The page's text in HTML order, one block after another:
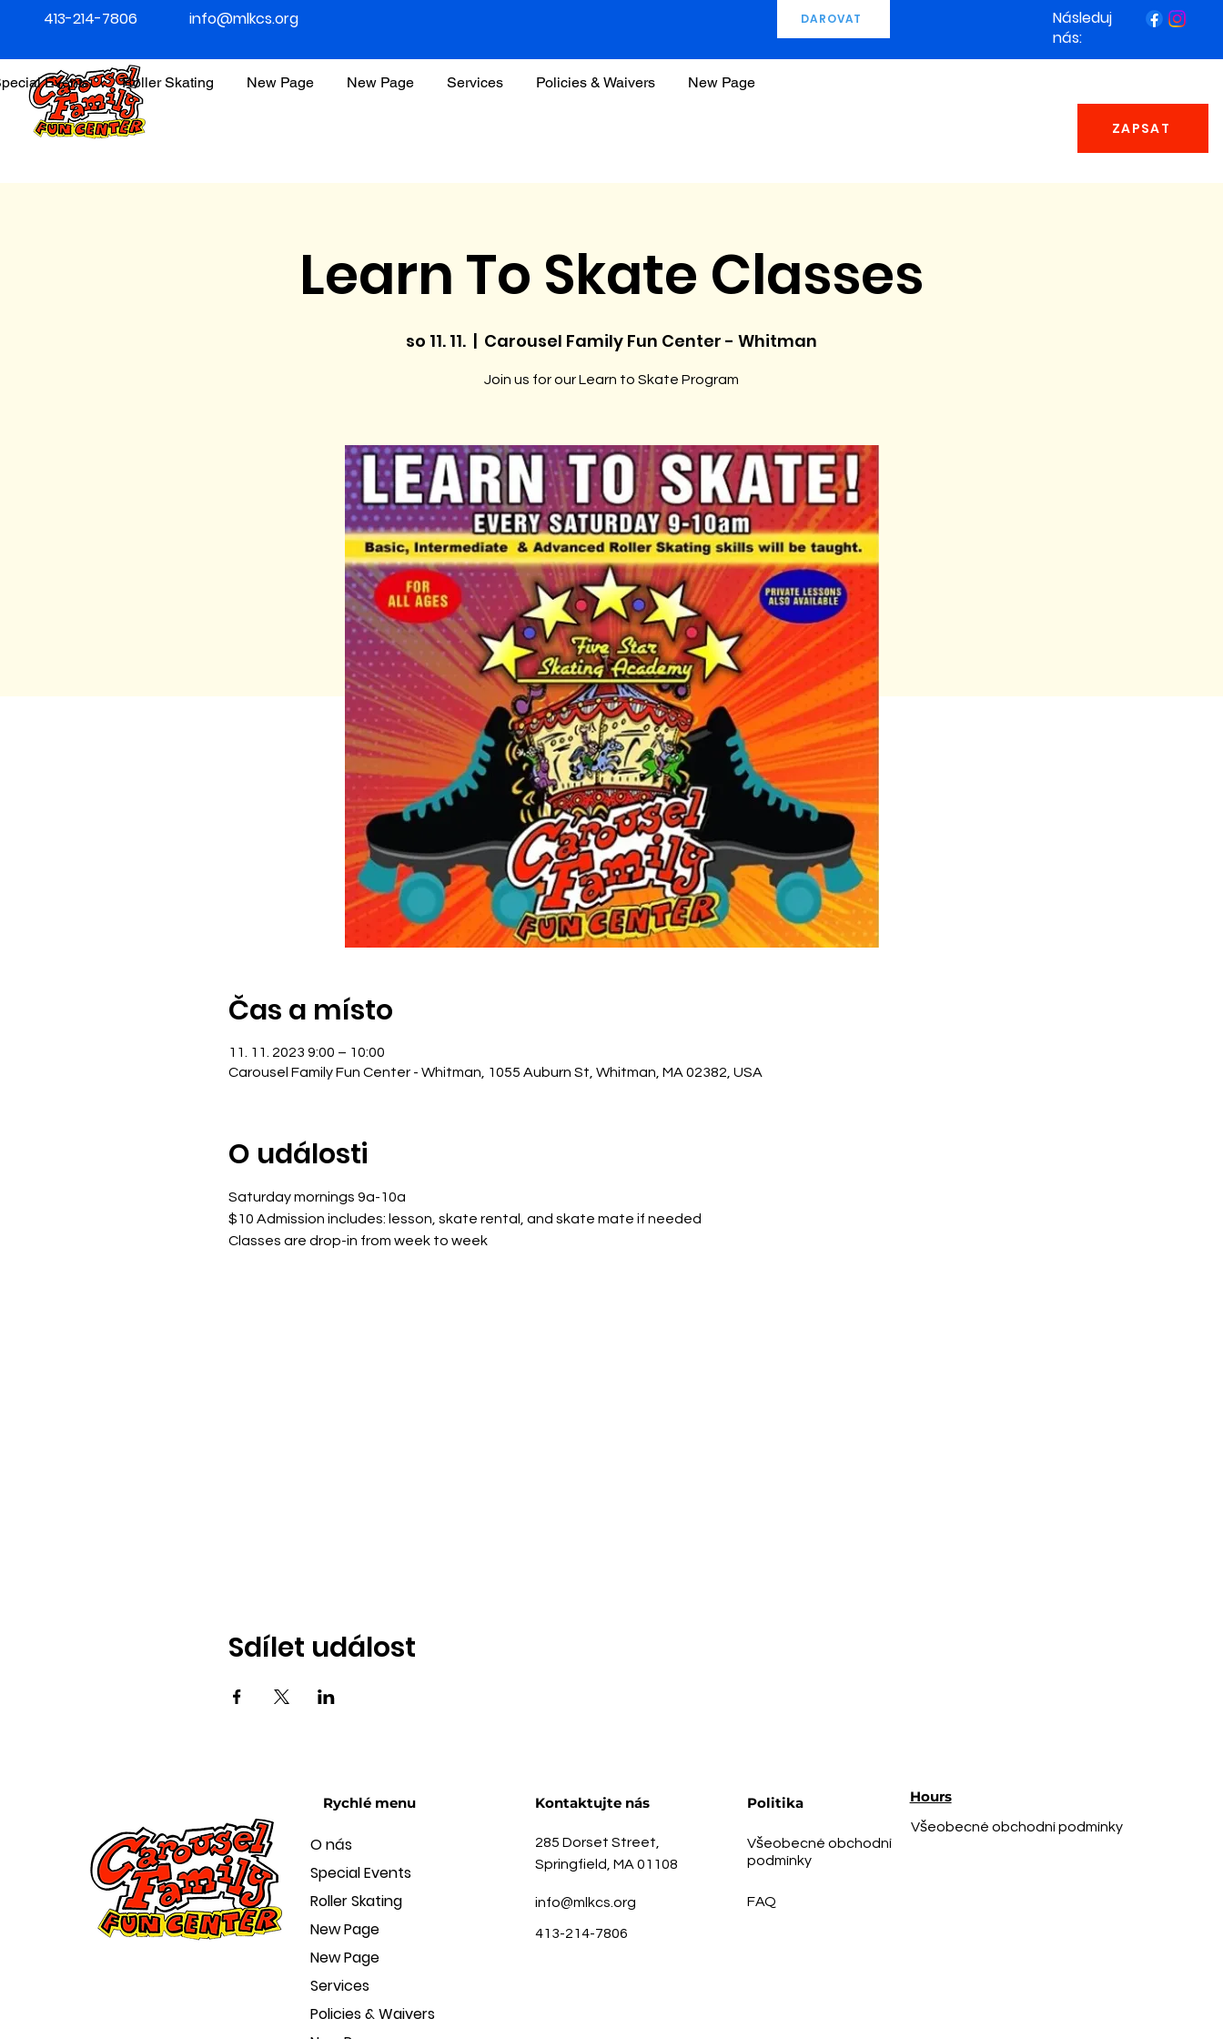
Events Roller Skating New Page New Page Services Policies & Waivers New Page
ZAPSAT
413-214-7806 info@mlkcs.org DAROVAT
Následuj
nás:
Learn To Skate Classes
so 11. 11.
  |
Carousel Family Fun Center - Whitman
Join us for our Learn to Skate Program
Čas a místo
11. 11. 2023 9:00 – 10:00
Carousel Family Fun Center - Whitman, 1055 Auburn St, Whitman, MA 02382, USA
O události
Saturday mornings 9a-10a
$10 Admission includes: lesson, skate rental, and skate mate if needed
Classes are drop-in from week to week
Sdílet událost
Rychlé menu
O nás
Special Events
Roller Skating
New Page
New Page
Services
Policies & Waivers
Kontaktujte nás
285 Dorset Street,
Springfield, MA 01108
info@mlkcs.org
413-214-7806
Politika
Všeobecné obchodní
podmínky
FAQ
Hours
Všeobecné obchodní podmínky